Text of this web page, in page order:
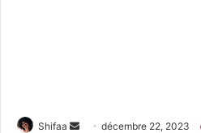
Shifaa
Envoyerdécembre 22, 2023